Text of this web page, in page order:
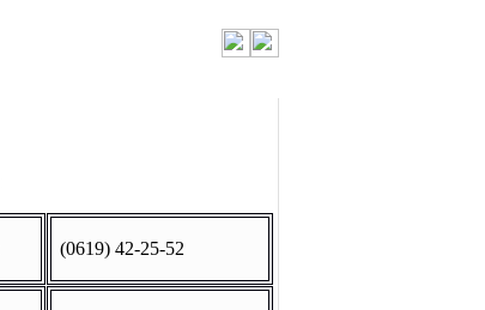
(0619) 42-25-52